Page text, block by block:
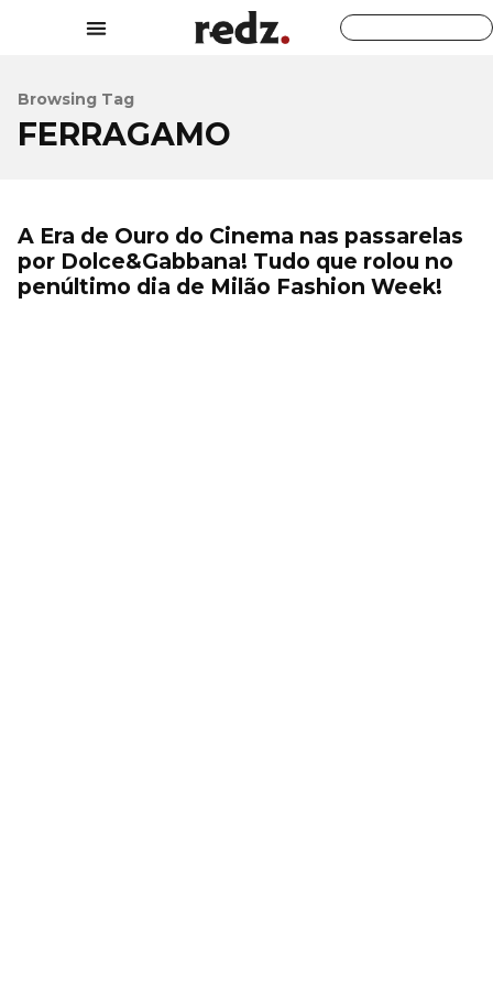
Browsing Tag
FERRAGAMO
A Era de Ouro do Cinema nas passarelas
por Dolce&Gabbana! Tudo que rolou no
penúltimo dia de Milão Fashion Week!